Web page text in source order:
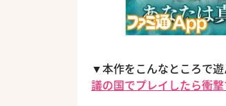
▼本作をこんなところで
議の国でプレイしたら衝